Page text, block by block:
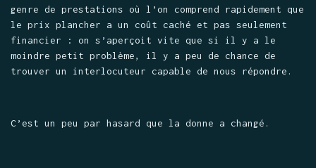
genre de prestations où l’on comprend rapidement que
le prix plancher a un coût caché et pas seulement
financier : on s’aperçoit vite que si il y a le
moindre petit problème, il y a peu de chance de
trouver un interlocuteur capable de nous répondre.
C’est un peu par hasard que la donne a changé.